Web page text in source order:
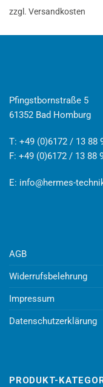
zzgl. Versandkosten
Pfingstbornstraße 5
61352 Bad Homburg
T: +49 (0)6172 / 13 88
F: +49 (0)6172 / 13 88
E: info@hermes-
AGB
Widerrufsbelehrung
Impressum
Datenschutzerklärung
PRODUKT-